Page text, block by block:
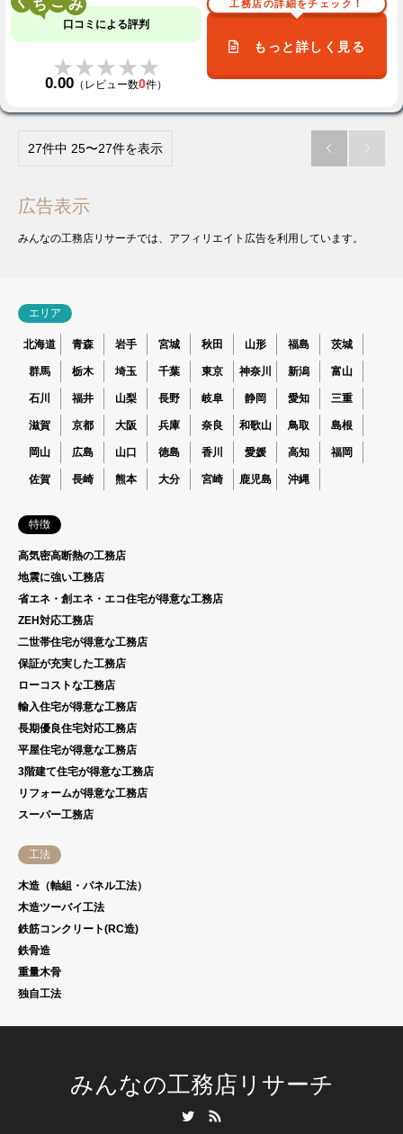
口コミによる評判
★★★★★
★★★★★
0.00 （レビュー数0件）
工務店の詳細をチェック！
もっと詳しく見る
27件中 25〜27件を表示  
広告表示
みんなの工務店リサーチでは、アフィリエイト広告を利用しています。
エリア
北海道 青森 岩手 宮城 秋田 山形 福島 茨城
群馬 栃木 埼玉 千葉 東京 神奈川 新潟 富山
石川 福井 山梨 長野 岐阜 静岡 愛知 三重
滋賀 京都 大阪 兵庫 奈良 和歌山 鳥取 島根
岡山 広島 山口 徳島 香川 愛媛 高知 福岡
佐賀 長崎 熊本 大分 宮崎 鹿児島 沖縄
特徴
高気密高断熱の工務店
地震に強い工務店
省エネ・創エネ・エコ住宅が得意な工務店
ZEH対応工務店
二世帯住宅が得意な工務店
保証が充実した工務店
ローコストな工務店
輸入住宅が得意な工務店
長期優良住宅対応工務店
平屋住宅が得意な工務店
3階建て住宅が得意な工務店
リフォームが得意な工務店
スーパー工務店
工法
木造（軸組・パネル工法）
木造ツーバイ工法
鉄筋コンクリート(RC造)
鉄骨造
重量木骨
独自工法
みんなの工務店リサーチ